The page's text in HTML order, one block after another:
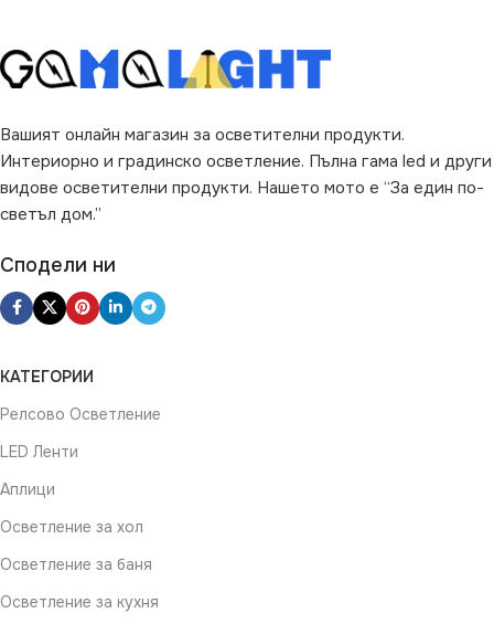
Вашият онлайн магазин за осветителни продукти.
Интериорно и градинско осветление. Пълна гама led и други
видове осветителни продукти. Нашето мото е “За един по-
светъл дом.”
Сподели ни
КАТЕГОРИИ
Релсово Осветление
LED Ленти
Аплици
Осветление за хол
Осветление за баня
Осветление за кухня